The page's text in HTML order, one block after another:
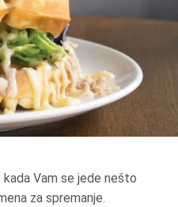
kada Vam se jede nešto
za spremanje.